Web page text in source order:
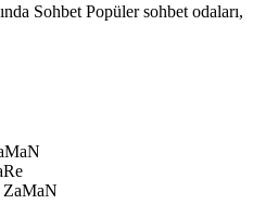
Sohbet Popüler sohbet odaları,
ZaMaN